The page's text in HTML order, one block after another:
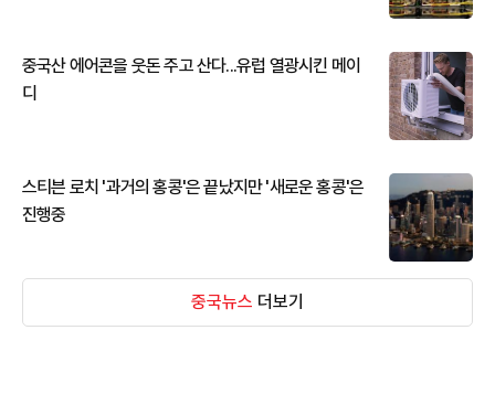
중국산 에어콘을 웃돈 주고 산다...유럽 열광시킨 메이
디
스티븐 로치 '과거의 홍콩'은 끝났지만 '새로운 홍콩'은
진행중
중국뉴스 더보기